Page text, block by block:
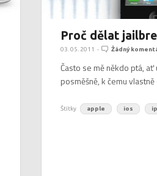
Proč dělat
03. 05. 2011 - Žádný
Často se mě někdo ptá,
posměšně, k čemu vlastně
Štítky apple ios